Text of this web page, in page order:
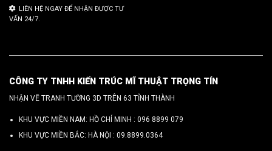
LIÊN HỆ NGAY ĐỂ NHẬN ĐƯỢC TƯ
VẤN 24/7.
CÔNG TY TNHH KIẾN TRÚC MĨ THUẬT TRỌNG TÍN
NHẬN VẼ TRANH TƯỜNG 3D TRÊN 63 TỈNH THÀNH
KHU VỰC MIỀN NAM: HỒ CHÍ MINH : 096 8899 079
KHU VỰC MIỀN BẮC: HÀ NỘI : 09.8899.0364